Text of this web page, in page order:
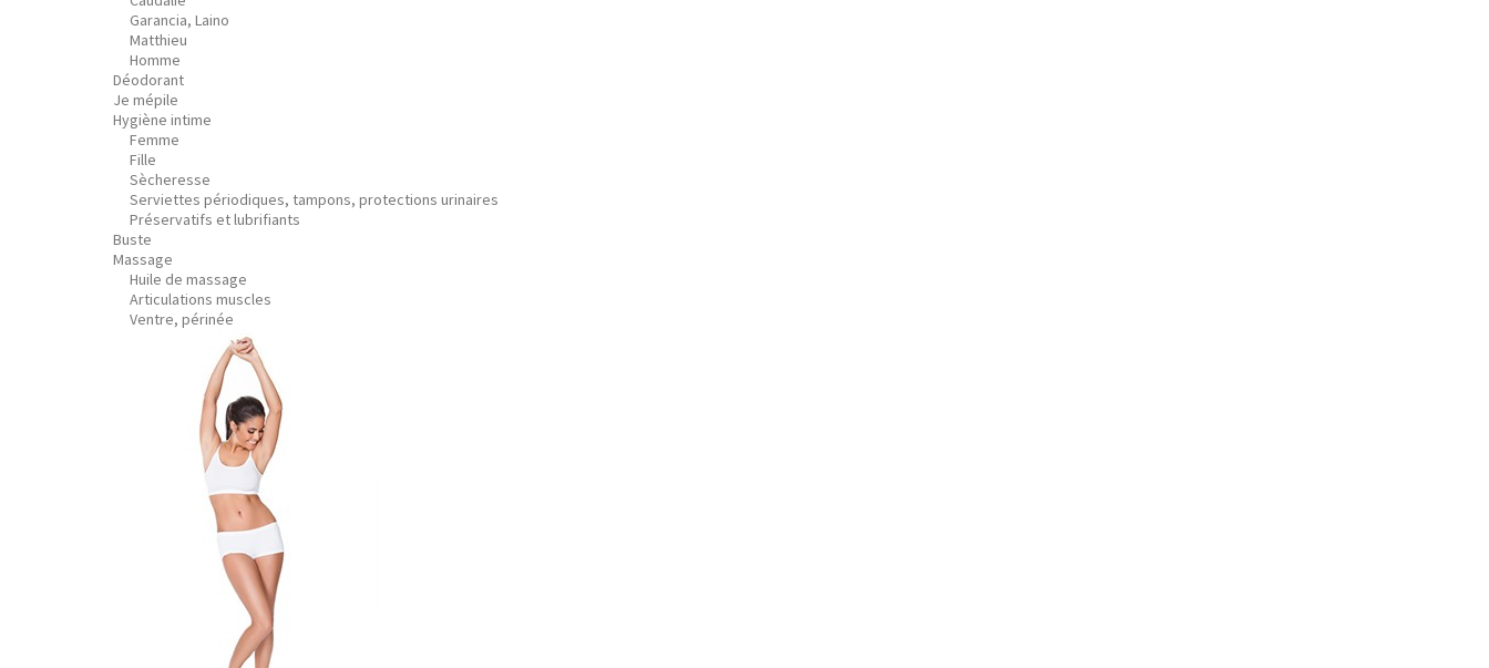
Garancia, Laino
Matthieu
Homme
Déodorant
Je mépile
Hygiène intime
Femme
Fille
Sècheresse
Serviettes périodiques, tampons, protections urinaires
Préservatifs et lubrifiants
Buste
Massage
Huile de massage
Articulations muscles
Ventre, périnée